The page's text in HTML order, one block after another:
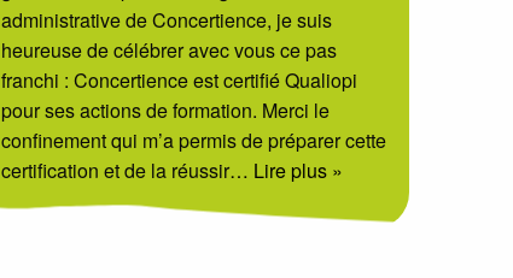
administrative de Concertience, je suis
heureuse de célébrer avec vous ce pas
franchi : Concertience est certifié Qualiopi
pour ses actions de formation. Merci le
confinement qui m’a permis de préparer cette
certification et de la réussir… Lire plus »